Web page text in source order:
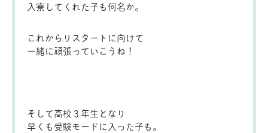
入寮してくれた子も何名か。
これからリスタートに向けて
一緒に頑張っていこうね！
そして高校３年生となり
早くも受験モードに入った子も。